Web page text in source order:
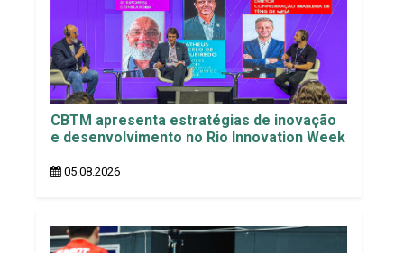
CBTM apresenta estratégias de inovação
e desenvolvimento no Rio Innovation Week
05.08.2026